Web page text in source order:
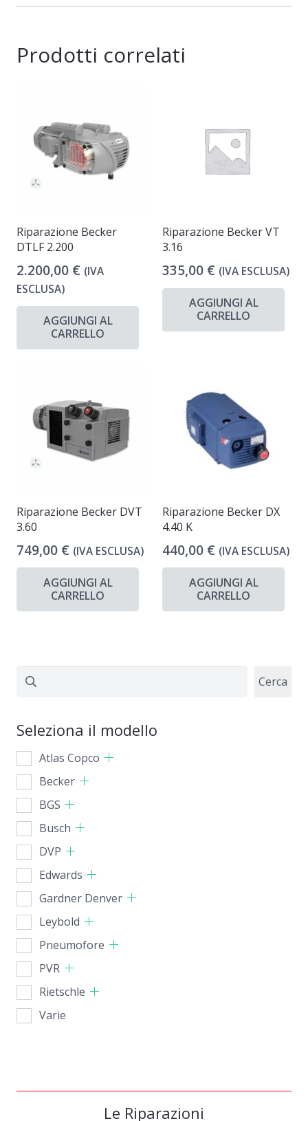
Prodotti correlati
Riparazione Becker
DTLF 2.200
2.200,00 € (IVA
ESCLUSA)
AGGIUNGI AL
CARRELLO
Riparazione Becker VT
3.16
335,00 € (IVA ESCLUSA)
AGGIUNGI AL
CARRELLO
Riparazione Becker DVT
3.60
749,00 € (IVA ESCLUSA)
AGGIUNGI AL
CARRELLO
Riparazione Becker DX
4.40 K
440,00 € (IVA ESCLUSA)
AGGIUNGI AL
CARRELLO
Cerca Cerca
Seleziona il modello
Atlas Copco
Becker
BGS
Busch
DVP
Edwards
Gardner Denver
Leybold
Pneumofore
PVR
Rietschle
Varie
Le Riparazioni